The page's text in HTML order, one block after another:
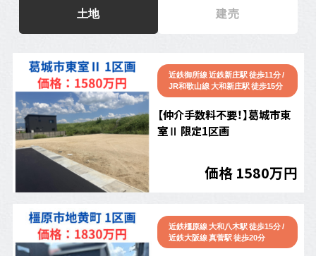
土地 建売
近鉄御所線 近鉄新庄駅 徒歩11分 /
JR和歌山線 大和新庄駅 徒歩15分
【仲介手数料不要！】葛城市東
室Ⅱ 限定1区画
価格 1580万円
近鉄橿原線 大和八木駅 徒歩15分 /
近鉄大阪線 真菅駅 徒歩20分